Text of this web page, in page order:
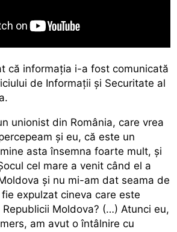
că informaţia i-a fost comunicată
de Informaţii şi Securitate al
unionist din România, care vrea
şi eu, că este un
asta însemna foarte mult, şi
cel mare a venit când el a
şi nu mi-am dat seama de
expulzat cineva care este
Moldova? (…) Atunci eu,
am avut o întâlnire cu